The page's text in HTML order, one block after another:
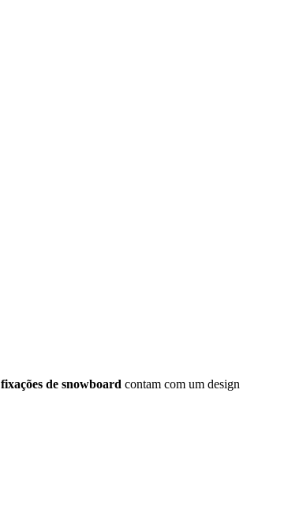
fixações de snowboard contam com um design